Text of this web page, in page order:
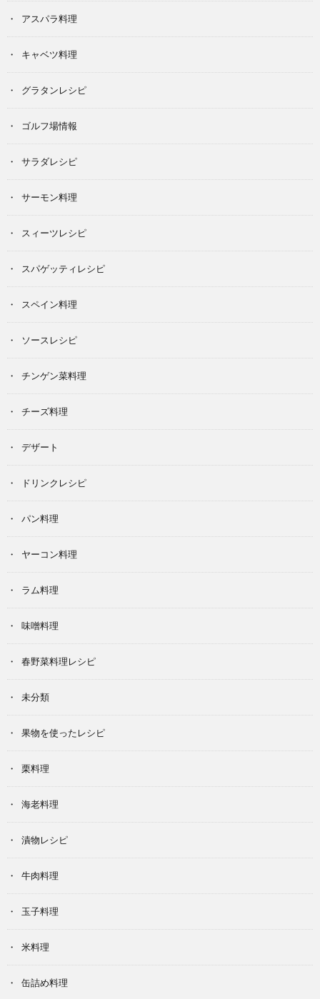
アスパラ料理
キャベツ料理
グラタンレシピ
ゴルフ場情報
サラダレシピ
サーモン料理
スィーツレシピ
スパゲッティレシピ
スペイン料理
ソースレシピ
チンゲン菜料理
チーズ料理
デザート
ドリンクレシピ
パン料理
ヤーコン料理
ラム料理
味噌料理
春野菜料理レシピ
未分類
果物を使ったレシピ
栗料理
海老料理
漬物レシピ
牛肉料理
玉子料理
米料理
缶詰め料理